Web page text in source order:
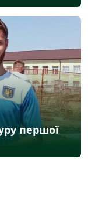
першої